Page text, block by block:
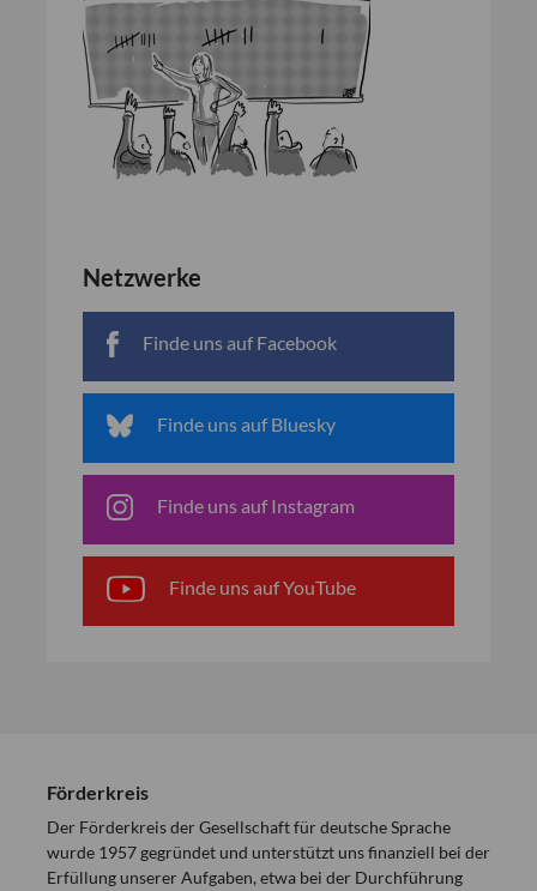
Netzwerke
Finde uns auf Facebook
Finde uns auf Bluesky
Finde uns auf Instagram
Finde uns auf YouTube
Förderkreis
Der Förderkreis der Gesellschaft für deutsche Sprache
wurde 1957 gegründet und unterstützt uns finanziell bei der
Erfüllung unserer Aufgaben, etwa bei der Durchführung